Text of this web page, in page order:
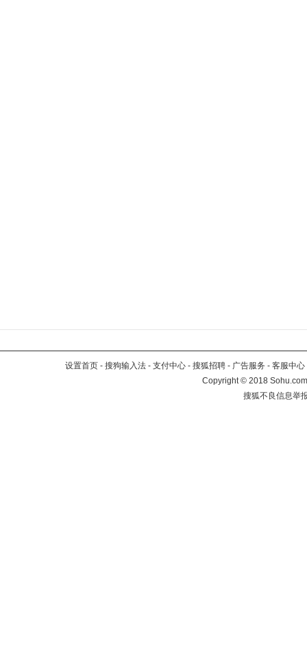
设置首页 - 搜狗输入法 - 支付中心 - 搜狐招聘 - 广告服务 - 客服中心
Copyright©2018
搜狐不良信息举